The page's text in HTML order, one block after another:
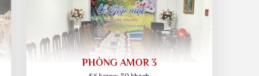
SẢNH 1 & 2
Số lượng: 200 khách
Chuyên hội nghị, gala dinner, hội thảo, khách tour đoàn
lớn, sở ban ngành. Nơi tổ chức sự kiện nội bật với
không gian rộng và sang trọng…